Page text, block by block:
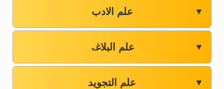
علم الادب ▼
علم البلاغۃ ▼
علم التجوید ▼